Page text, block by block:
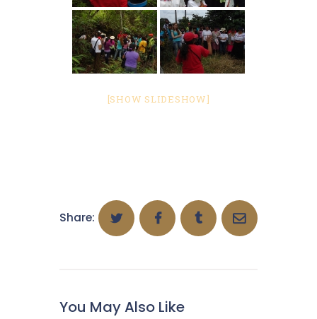
[SHOW SLIDESHOW]
Share:
You May Also Like